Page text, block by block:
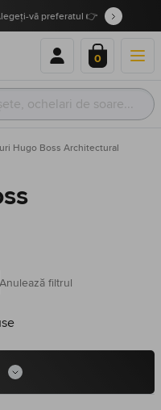
vă preferatul 👉
0
Hugo Boss Architectural
Anulează filtrul